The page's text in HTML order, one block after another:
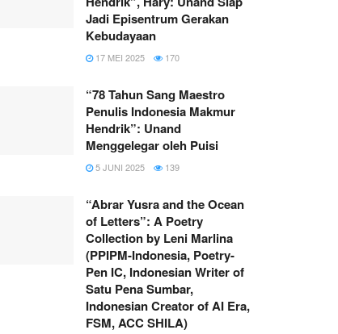
Jadi Episentrum Gerakan
Kebudayaan
17 MEI 2025 170
“78 Tahun Sang Maestro
Penulis Indonesia Makmur
Hendrik”: Unand
Menggelegar oleh Puisi
5 JUNI 2025 139
“Abrar Yusra and the Ocean
of Letters”: A Poetry
Collection by Leni Marlina
(PPIPM-Indonesia, Poetry-
Pen IC, Indonesian Writer of
Satu Pena Sumbar,
Indonesian Creator of AI Era,
FSM, ACC SHILA)